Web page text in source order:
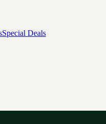
Special Deals